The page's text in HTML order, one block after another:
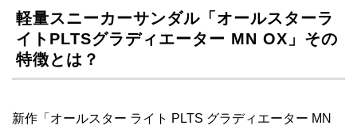
軽量スニーカーサンダル「オールスターラ
イトPLTSグラディエーター MN OX」その
特徴とは？
新作「オールスター ライト PLTS グラディエーター MN